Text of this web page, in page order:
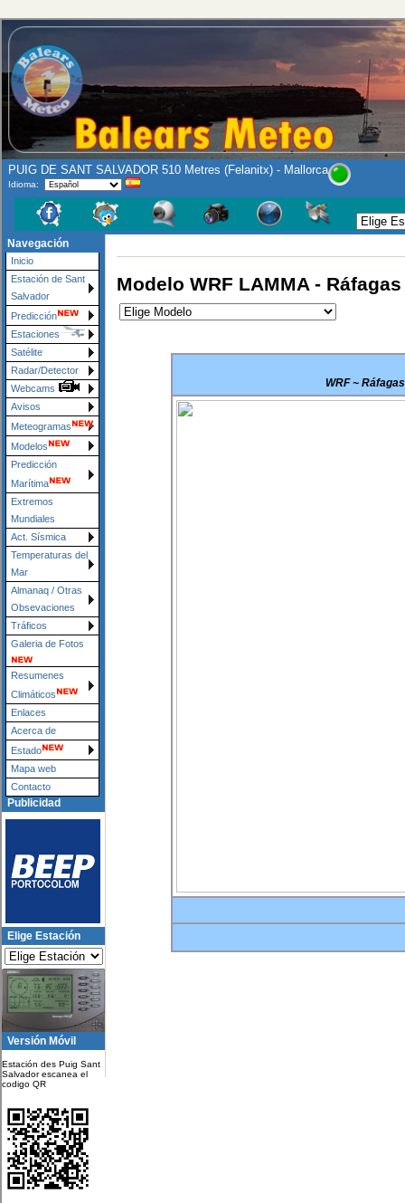
PUIG DE SANT SALVADOR 510 Metres (Felanitx) - Mallorca
Idioma:
Navegación
Inicio
Estación de Sant
Salvador
Predicción
Estaciones
Satélite
Radar/Detector
Webcams
Avisos
Meteogramas
Modelos
Predicción
Marítima
Extremos
Mundiales
Act. Sísmica
Temperaturas del
Mar
Almanaq / Otras
Obsevaciones
Tráficos
Galeria de Fotos
Resumenes
Climáticos
Enlaces
Acerca de
Estado
Mapa web
Contacto
Publicidad
Elige Estación
Versión Móvil
Estación des Puig Sant
Salvador escanea el
codigo QR
Modelo WRF LAMMA -
WRF ~